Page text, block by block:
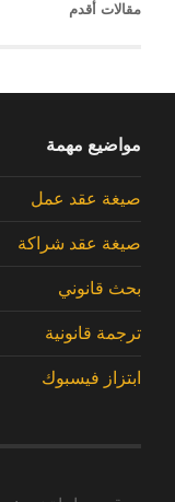
مقالات أقدم
مواضيع مهمة
صيغة عقد عمل
صيغة عقد شراكة
بحث قانوني
ترجمة قانونية
ابتزاز فيسبوك